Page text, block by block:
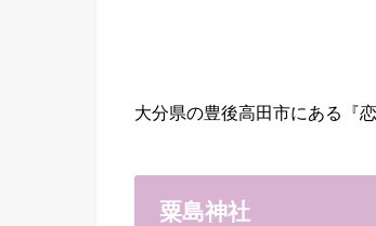
大分県の豊後高田市にある『
粟島神社